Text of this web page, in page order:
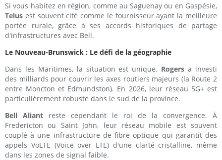
Si vous habitez en région, comme au Saguenay ou en Gaspésie,
Telus est souvent cité comme le fournisseur ayant la meilleure
portée rurale, grâce à ses accords historiques de partage
d'infrastructures avec Bell.
Le Nouveau-Brunswick : Le défi de la géographie
Dans les Maritimes, la situation est unique. Rogers a investi
des milliards pour couvrir les axes routiers majeurs (la Route 2
entre Moncton et Edmundston). En 2026, leur réseau 5G+ est
particulièrement robuste dans le sud de la province.
Bell Aliant reste cependant le roi de la convergence. À
Fredericton ou Saint John, leur réseau mobile est souvent
couplé à une infrastructure de fibre optique qui garantit des
appels VoLTE (Voice over LTE) d'une clarté cristalline, même
dans les zones de signal faible.